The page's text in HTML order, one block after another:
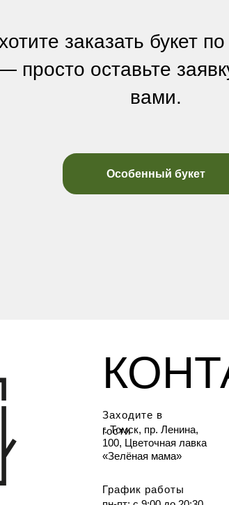
заказать букет
просто оставьте
вами.
Особенный букет
Заходите в
гости
График работы
г. Томск, пр. Ленина,
100, Цветочная лавка
«Зелёная мама»